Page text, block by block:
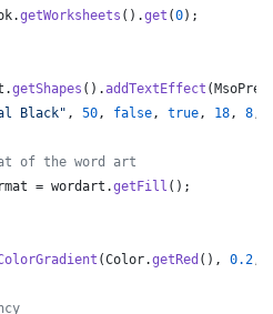
.getWorksheets ().get (0);
.getShapes ().addTextEffect (
Black" , 50, false, true, 18, 8,
of the word art
= wordart .getFill ();
(Color.getRed (), 0.2,